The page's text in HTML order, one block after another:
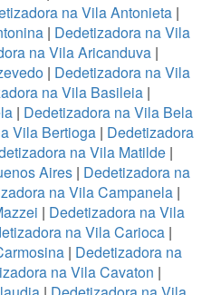
na Vila Antonieta |
| Dedetizadora na Vila
na Vila Aricanduva |
| Dedetizadora na Vila
na Vila Basileia |
| Dedetizadora na Vila Bela
Vila Bertioga | Dedetizadora
na Vila Matilde|
Aires | Dedetizadora na
na Vila Campanela |
| Dedetizadora na Vila
na Vila Carioca|
| Dedetizadora na
na Vila Cavaton |